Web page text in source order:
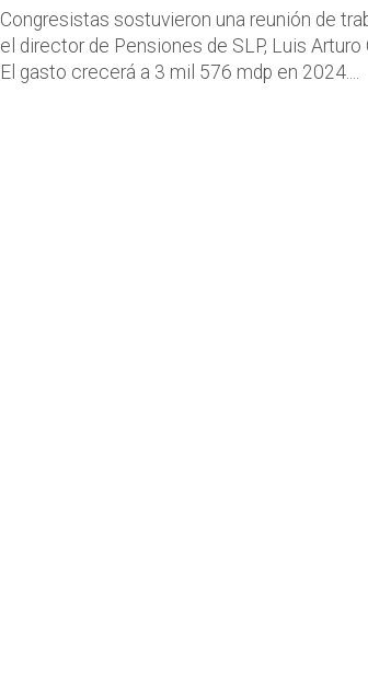
Congresistas sostuvieron una reunión de
el director de Pensiones de SLP, Luis Arturo
El gasto crecerá a 3 mil 576 mdp en 2024....